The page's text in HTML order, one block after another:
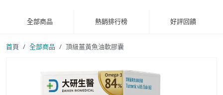
全部商品 熱銷排行榜 好評回饋
首頁 全部商品 頂級薑黃魚油軟膠囊